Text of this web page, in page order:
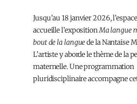
Jusqu’au 18 janvier 2026,
accueille l’expositionMa langue
bout de la languede la Nantaise
L’artiste y aborde le thème de la
maternelle. Une programmation
pluridisciplinaire accompagne